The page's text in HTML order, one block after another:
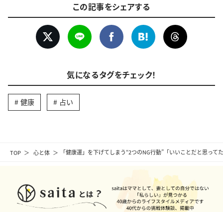
TOP 心と体 「健康運」を下げてしまう“2つのNG行動”「いいことだと思っ
この記事をシェアする
気になるタグをチェック！
健康 占い